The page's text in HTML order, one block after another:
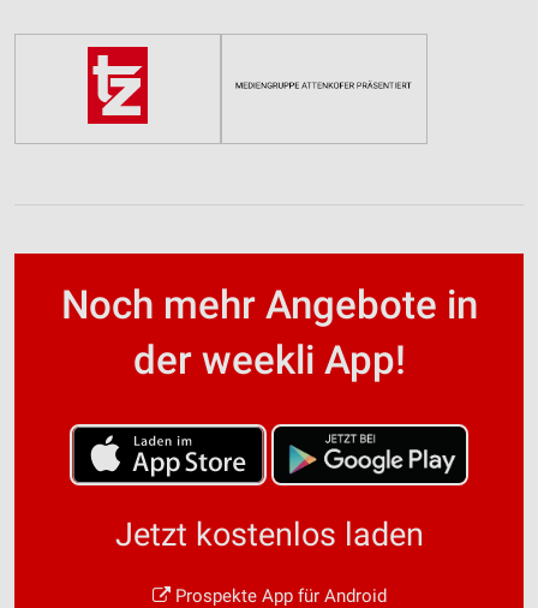
Noch mehr Angebote in
der weekli App!
Jetzt kostenlos laden
Prospekte App für Android